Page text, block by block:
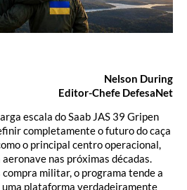
Nelson During
Editor-Chefe DefesaNet
escala do Saab JAS 39 Gripen
completamente o futuro do caça
o principal centro operacional,
nas próximas décadas.
militar, o programa tende a
plataforma verdadeiramente